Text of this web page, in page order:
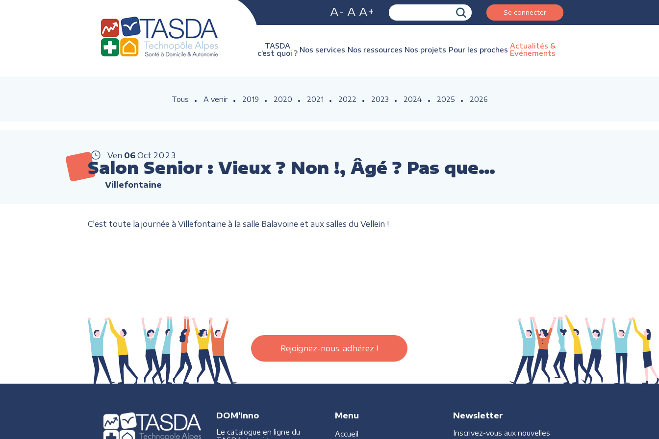
A- A A+ Se connecter
TASDA
c’est quoi ? Nos services Nos ressources Nos projets Pour les proches Actualités &
Evénements
Tous A venir 2019 2020 2021 2022 2023 2024 2025 2026
Ven 06 Oct 2023
Salon Senior : Vieux ? Non !, Âgé ? Pas que…
Villefontaine
C'est toute la journée à Villefontaine à la salle Balavoine et aux salles du Vellein !
Rejoignez-nous, adhérez !
DOM'Inno
Le catalogue en ligne du
Menu
Accueil
Newsletter
Inscrivez-vous aux nouvelles